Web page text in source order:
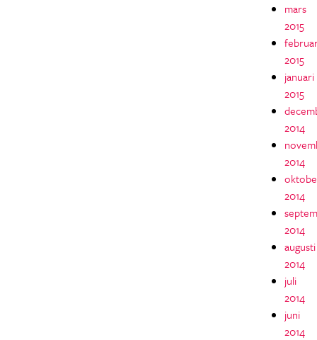
mars
2015
2015
januari
2015
2014
2014
2014
2014
augusti
2014
juli
2014
juni
2014